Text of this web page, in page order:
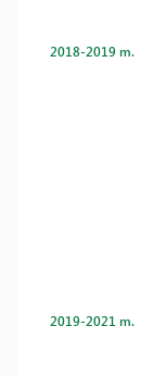
2018-2019 m.
2019-2021 m.